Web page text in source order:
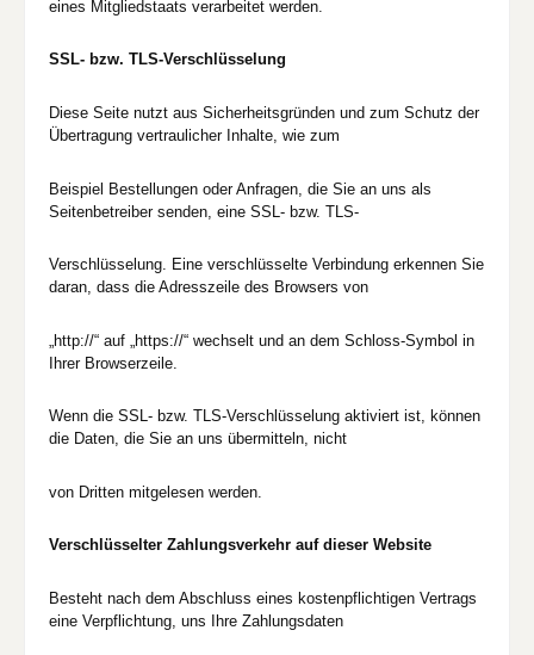
eines Mitgliedstaats verarbeitet werden.
SSL- bzw. TLS-Verschlüsselung
Diese Seite nutzt aus Sicherheitsgründen und zum Schutz der
Übertragung vertraulicher Inhalte, wie zum
Beispiel Bestellungen oder Anfragen, die Sie an uns als
Seitenbetreiber senden, eine SSL- bzw. TLS-
Verschlüsselung. Eine verschlüsselte Verbindung erkennen Sie
daran, dass die Adresszeile des Browsers von
„http://“ auf „https://“ wechselt und an dem Schloss-Symbol in
Ihrer Browserzeile.
Wenn die SSL- bzw. TLS-Verschlüsselung aktiviert ist, können
die Daten, die Sie an uns übermitteln, nicht
von Dritten mitgelesen werden.
Verschlüsselter Zahlungsverkehr auf dieser Website
Besteht nach dem Abschluss eines kostenpflichtigen Vertrags
eine Verpflichtung, uns Ihre Zahlungsdaten